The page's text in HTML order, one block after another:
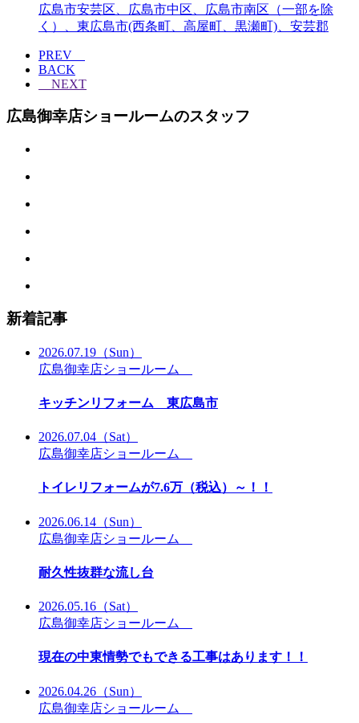
広島市安芸区、広島市中区、広島市南区（一部を除
く）、東広島市(西条町、高屋町、黒瀬町)、安芸郡
PREV
BACK
NEXT
広島御幸店ショールームのスタッフ
新着記事
2026.07.19 （Sun）
広島御幸店ショールーム
キッチンリフォーム 東広島市
2026.07.04 （Sat）
広島御幸店ショールーム
トイレリフォームが7.6万（税込）～！！
2026.06.14 （Sun）
広島御幸店ショールーム
耐久性抜群な流し台
2026.05.16 （Sat）
広島御幸店ショールーム
現在の中東情勢でもできる工事はあります！！
2026.04.26 （Sun）
広島御幸店ショールーム